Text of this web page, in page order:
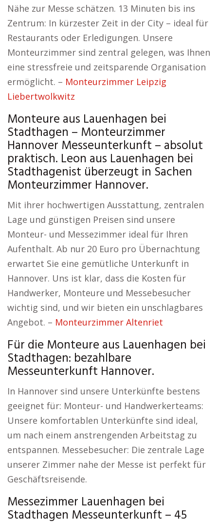
Nähe zur Messe schätzen. 13 Minuten bis ins
Zentrum: In kürzester Zeit in der City – ideal für
Restaurants oder Erledigungen. Unsere
Monteurzimmer sind zentral gelegen, was Ihnen
eine stressfreie und zeitsparende Organisation
ermöglicht. – Monteurzimmer Leipzig
Liebertwolkwitz
Monteure aus Lauenhagen bei
Stadthagen – Monteurzimmer
Hannover Messeunterkunft – absolut
praktisch. Leon aus Lauenhagen bei
Stadthagenist überzeugt in Sachen
Monteurzimmer Hannover.
Mit ihrer hochwertigen Ausstattung, zentralen
Lage und günstigen Preisen sind unsere
Monteur- und Messezimmer ideal für Ihren
Aufenthalt. Ab nur 20 Euro pro Übernachtung
erwartet Sie eine gemütliche Unterkunft in
Hannover. Uns ist klar, dass die Kosten für
Handwerker, Monteure und Messebesucher
wichtig sind, und wir bieten ein unschlagbares
Angebot. – Monteurzimmer Altenriet
Für die Monteure aus Lauenhagen bei
Stadthagen: bezahlbare
Messeunterkunft Hannover.
In Hannover sind unsere Unterkünfte bestens
geeignet für: Monteur- und Handwerkerteams:
Unsere komfortablen Unterkünfte sind ideal,
um nach einem anstrengenden Arbeitstag zu
entspannen. Messebesucher: Die zentrale Lage
unserer Zimmer nahe der Messe ist perfekt für
Geschäftsreisende.
Messezimmer Lauenhagen bei
Stadthagen Messeunterkunft – 45